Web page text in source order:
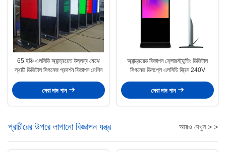
65 ইঞ্চি এলসিডি অ্যান্ড্রয়েড উল্লম্ব মেঝে
স্থায়ী ডিজিটাল সিগনেজ প্রদর্শন বিজ্ঞাপন মেশিন
সেরা দাম পান
অ্যান্ড্রয়েড বিজ্ঞাপন ফ্লোরস্ট্যান্ডিং ডিজিটাল
সিগনেজ ডিসপ্লে এলসিডি স্ক্রিন 240V
সেরা দাম পান
প্রাচীরের উপরে লাগানো বিজ্ঞাপন যন্ত্র আরও দেখুন > >